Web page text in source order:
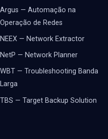
Argus — Automação na
Operação de Redes
NEEX — Network Extractor
NetP — Network Planner
WBT — Troubleshooting Banda
Larga
TBS — Target Backup Solution